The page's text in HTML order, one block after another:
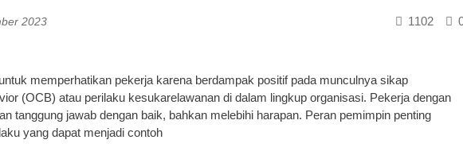
2023 1102
memperhatikan pekerja karena berdampak positif pada munculnya sikap
(OCB) atau perilaku kesukarelawanan di dalam lingkup organisasi. Pekerja dengan
tanggung jawab dengan baik, bahkan melebihi harapan. Peran pemimpin penting
yang dapat menjadi contoh